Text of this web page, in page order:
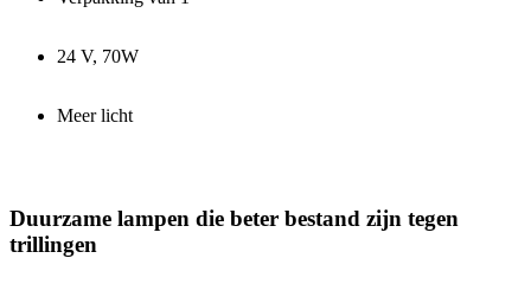
24 V, 70W
Meer licht
Duurzame lampen die beter bestand zijn tegen
trillingen